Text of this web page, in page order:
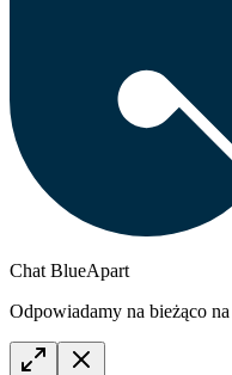
Chat BlueApart
Odpowiadamy na bieżąco